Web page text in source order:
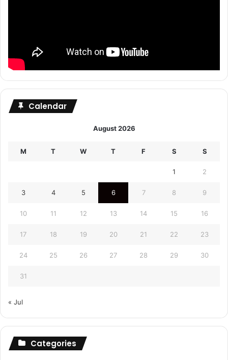
Calendar
August 2026
M T W T F S S
1 2
3 4 5 6 7 8 9
10 11 12 13 14 15 16
17 18 19 20 21 22 23
24 25 26 27 28 29 30
31
« Jul
Categories